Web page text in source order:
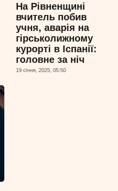
На Рівненщині
вчитель побив
учня, аварія на
гірськолижному
курорті в Іспанії:
головне за ніч
19 сiчня, 2025, 05:50